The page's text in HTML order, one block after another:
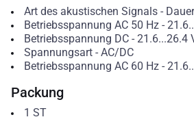
Art des akustischen Signals-
Betriebsspannung AC 50 Hz-
Betriebsspannung DC- 21.6...26.4
Spannungsart- AC/DC
Betriebsspannung AC 60 Hz-
Packung
1 ST